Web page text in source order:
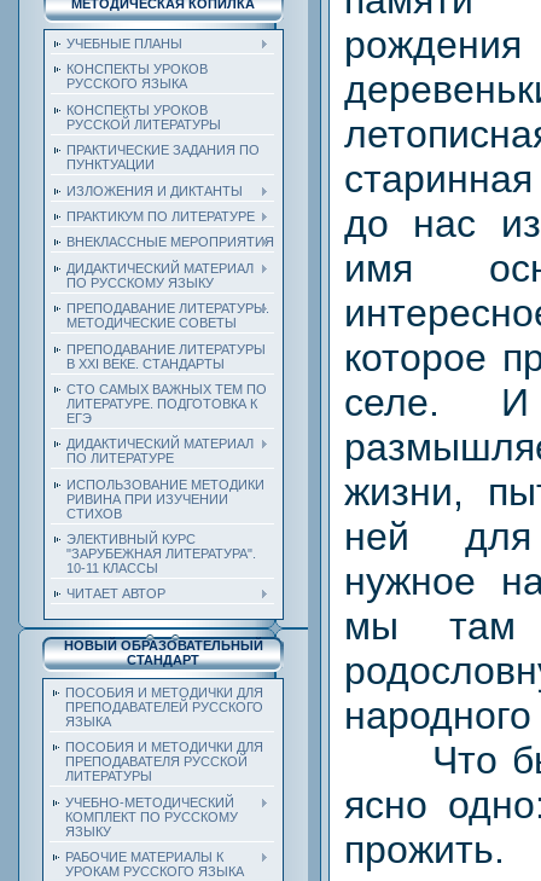
МЕТОДИЧЕСКАЯ КОПИЛКА
УЧЕБНЫЕ ПЛАНЫ
КОНСПЕКТЫ УРОКОВ
РУССКОГО ЯЗЫКА
КОНСПЕКТЫ УРОКОВ
РУССКОЙ ЛИТЕРАТУРЫ
ПРАКТИЧЕСКИЕ ЗАДАНИЯ ПО
ПУНКТУАЦИИ
ИЗЛОЖЕНИЯ И ДИКТАНТЫ
ПРАКТИКУМ ПО ЛИТЕРАТУРЕ
ВНЕКЛАССНЫЕ МЕРОПРИЯТИЯ
ДИДАКТИЧЕСКИЙ МАТЕРИАЛ
ПО РУССКОМУ ЯЗЫКУ
ПРЕПОДАВАНИЕ ЛИТЕРАТУРЫ.
МЕТОДИЧЕСКИЕ СОВЕТЫ
ПРЕПОДАВАНИЕ ЛИТЕРАТУРЫ
В XXI ВЕКЕ. СТАНДАРТЫ
СТО САМЫХ ВАЖНЫХ ТЕМ ПО
ЛИТЕРАТУРЕ. ПОДГОТОВКА К
ЕГЭ
ДИДАКТИЧЕСКИЙ МАТЕРИАЛ
ПО ЛИТЕРАТУРЕ
ИСПОЛЬЗОВАНИЕ МЕТОДИКИ
РИВИНА ПРИ ИЗУЧЕНИИ
СТИХОВ
ЭЛЕКТИВНЫЙ КУРС
"ЗАРУБЕЖНАЯ ЛИТЕРАТУРА".
10-11 КЛАССЫ
ЧИТАЕТ АВТОР
НОВЫЙ ОБРАЗОВАТЕЛЬНЫЙ
СТАНДАРТ
ПОСОБИЯ И МЕТОДИЧКИ ДЛЯ
ПРЕПОДАВАТЕЛЕЙ РУССКОГО
ЯЗЫКА
ПОСОБИЯ И МЕТОДИЧКИ ДЛЯ
ПРЕПОДАВАТЕЛЯ РУССКОЙ
ЛИТЕРАТУРЫ
УЧЕБНО-МЕТОДИЧЕСКИЙ
КОМПЛЕКТ ПО РУССКОМУ
ЯЗЫКУ
РАБОЧИЕ МАТЕРИАЛЫ К
УРОКАМ РУССКОГО ЯЗЫКА
до нас
имя
которое
селе.
жизни,
ней
нужное
мы там
Что бы
ясно
прожить.